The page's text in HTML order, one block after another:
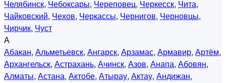
Челябинск, Чебоксары, Череповец, Черкесск, Чита,
Чайковский, Чехов, Черкассы, Чернигов, Черновцы,
Чирчик, Чуст
А
Абакан, Альметьевск, Ангарск, Арзамас, Армавир, Артём,
Архангельск, Астрахань, Ачинск, Азов, Анапа, Абовян,
Алматы, Астана, Актобе, Атырау, Актау, Андижан,